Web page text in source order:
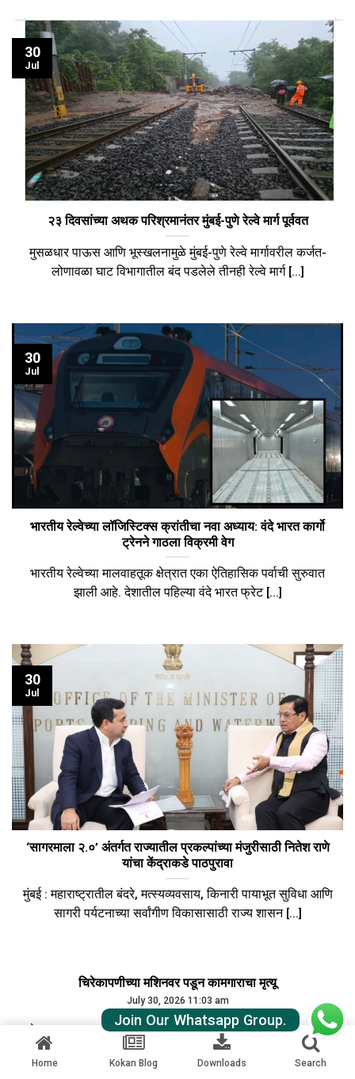
२३ दिवसांच्या अथक परिश्रमानंतर मुंबई-पुणे रेल्वे मार्ग पूर्ववत
मुसळधार पाऊस आणि भूस्खलनामुळे मुंबई-पुणे रेल्वे मार्गावरील कर्जत-
लोणावळा घाट विभागातील बंद पडलेले तीनही रेल्वे मार्ग [...]
30
Jul
भारतीय रेल्वेच्या लॉजिस्टिक्स क्रांतीचा नवा अध्याय: वंदे भारत कार्गो
ट्रेनने गाठला विक्रमी वेग
भारतीय रेल्वेच्या मालवाहतूक क्षेत्रात एका ऐतिहासिक पर्वाची सुरुवात
झाली आहे. देशातील पहिल्या वंदे भारत फ्रेट [...]
30
Jul
‘सागरमाला २.०’ अंतर्गत राज्यातील प्रकल्पांच्या मंजुरीसाठी नितेश राणे
यांचा केंद्राकडे पाठपुरावा
मुंबई : महाराष्ट्रातील बंदरे, मत्स्यव्यवसाय, किनारी पायाभूत सुविधा आणि
सागरी पर्यटनाच्या सर्वांगीण विकासासाठी राज्य शासन [...]
30
Jul
चिरेकापणीच्या मशिनवर पडून कामगाराचा मृत्यू
July 30, 2026 11:03 am
देवगड: तालुक्यातील लिंगडाळ येथील एका चिरेखाणीवर काम करणारा
सुखदेव बड्डा टेकाम (३६, मूळ रा. कोडल, [...]
Home Kokan Blog Downloads Search
Join Our Whatsapp Group.